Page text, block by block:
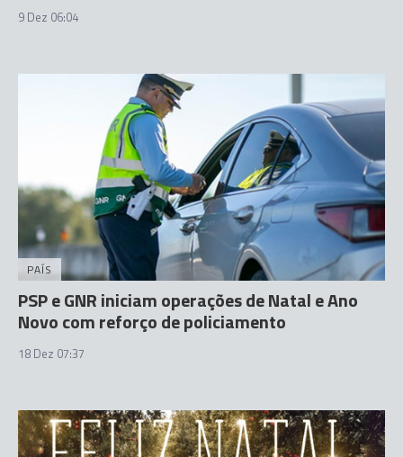
9 Dez 06:04
PAÍS
PSP e GNR iniciam operações de Natal e Ano
Novo com reforço de policiamento
18 Dez 07:37